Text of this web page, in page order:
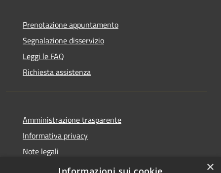
Prenotazione appuntamento
Segnalazione disservizio
Leggi le FAQ
Richiesta assistenza
Amministrazione trasparente
Informativa privacy
Note legali
Dichiarazione di accessibilità
×